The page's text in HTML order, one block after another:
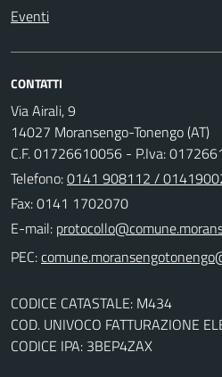
Eventi
CONTATTI
Via Airali, 9
14027 Moransengo-Tonengo (AT)
C.F. 01726610056 - P.Iva:
Telefono:0141 908112 /
Fax: 0141 1702070
E-mail:
PEC:
CODICE CATASTALE: M434
COD. UNIVOCO FATTURAZIONE
CODICE IPA: 3BEP4ZAX